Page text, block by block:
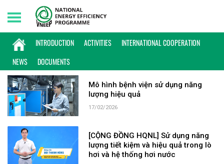
INTRODUCTION ACTIVITIES
INTERNATIONAL COOPERATION
NEWS
DOCUMENTS
Friday, 07/08/2026 | 13:57 GMT+7
KEYWORD: HÀ NỘI
Mô hình bệnh viện sử dụng năng
lượng hiệu quả
17/02/2026
[CỘNG ĐỒNG HQNL] Sử dụng năng
lượng tiết kiệm và hiệu quả trong lò
hơi và hệ thống hơi nước